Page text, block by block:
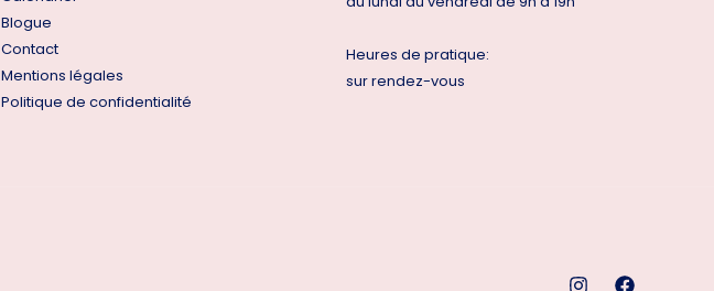
Blogue
Contact
Mentions légales
Politique de confidentialité
Heures de pratique:
sur rendez-vous